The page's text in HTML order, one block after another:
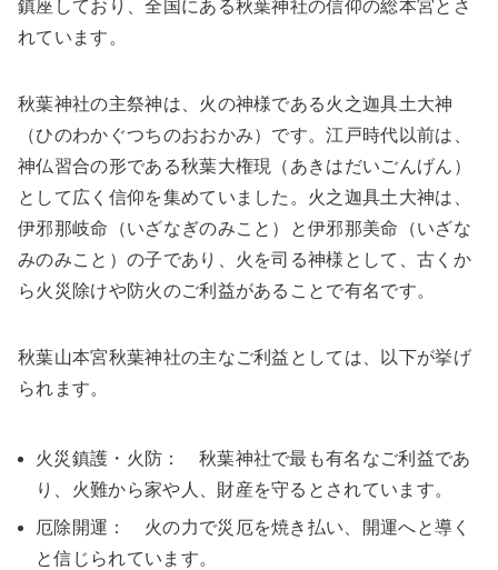
鎮座しており、全国にある秋葉神社の信仰の総本宮とさ
れています。
秋葉神社の主祭神は、火の神様である火之迦具土大神
（ひのわかぐつちのおおかみ）です。江戸時代以前は、
神仏習合の形である秋葉大権現（あきはだいごんげん）
として広く信仰を集めていました。火之迦具土大神は、
伊邪那岐命（いざなぎのみこと）と伊邪那美命（いざな
みのみこと）の子であり、火を司る神様として、古くか
ら火災除けや防火のご利益があることで有名です。
秋葉山本宮秋葉神社の主なご利益としては、以下が挙げ
られます。
火災鎮護・火防： 秋葉神社で最も有名なご利益であ
り、火難から家や人、財産を守るとされています。
厄除開運： 火の力で災厄を焼き払い、開運へと導く
と信じられています。